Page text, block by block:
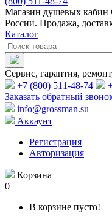
Магазин душевых кабин
России. Продажа,
Каталог
Сервис, гарантия,
+7 (800) 511-48-74
Заказать обратный
info@grossman.su
Аккаунт
Регистрация
Авторизация
Корзина
0
В корзине пусто!